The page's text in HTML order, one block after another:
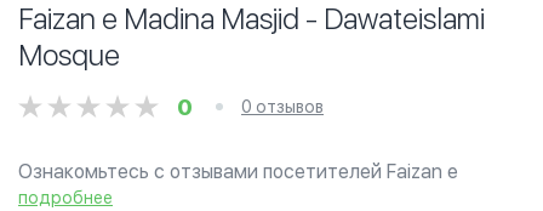
Faizan e Madina Masjid - Dawateislami
Mosque
0 0 отзывов
Ознакомьтесь с отзывами посетителей Faizan e
Madina Masjid - Dawateislami Mosque в г.Мельбурн на
подробнее